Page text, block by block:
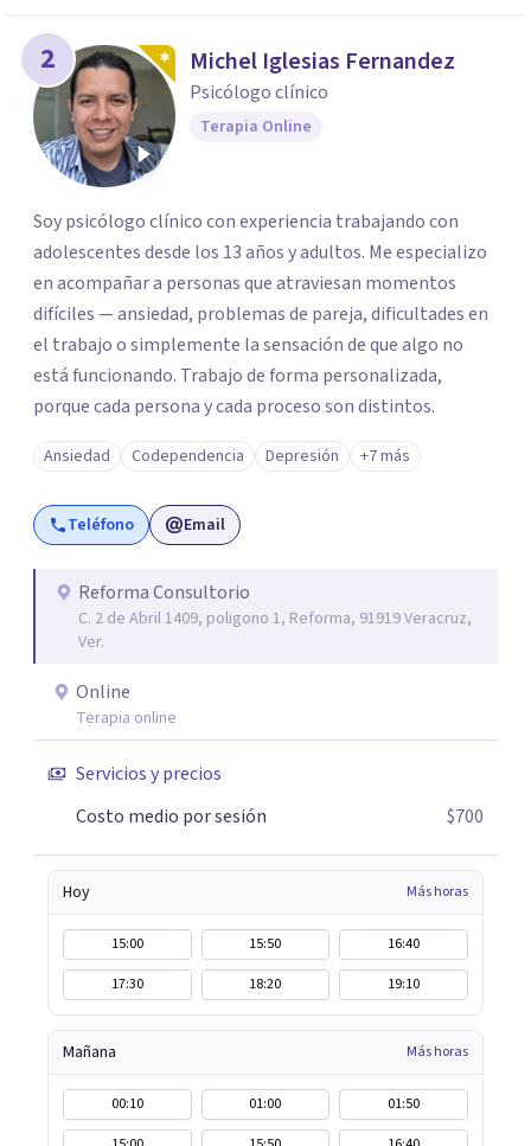
2 Michel Iglesias Fernandez
Psicólogo clínico
Terapia Online
Soy psicólogo clínico con experiencia trabajando con
adolescentes desde los 13 años y adultos. Me especializo
en acompañar a personas que atraviesan momentos
difíciles — ansiedad, problemas de pareja, dificultades en
el trabajo o simplemente la sensación de que algo no
está funcionando. Trabajo de forma personalizada,
porque cada persona y cada proceso son distintos.
Ansiedad Codependencia Depresión +7 más
Teléfono Email
Reforma Consultorio
C. 2 de Abril 1409, poligono 1, Reforma, 91919 Veracruz,
Ver.
Online
Terapia online
Servicios y precios
Costo medio por sesión
$700
Hoy Más horas
15:00 15:50
16:40
17:30
18:20 19:10
Mañana Más horas
00:10 01:00
01:50